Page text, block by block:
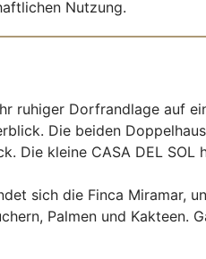
Nutzung.
ruhiger Dorfrandlage auf
Die beiden
Die kleine CASA DEL
sich die Finca Miramar,
Palmen und Kakteen.